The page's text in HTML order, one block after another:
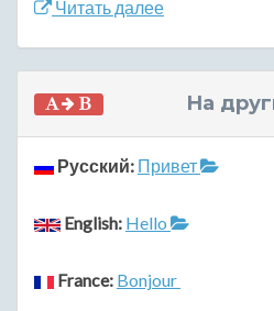
Читать далее
На
Русский: Привет
English: Hello
France: Bonjour